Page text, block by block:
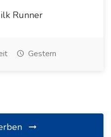
Runner
Gestern